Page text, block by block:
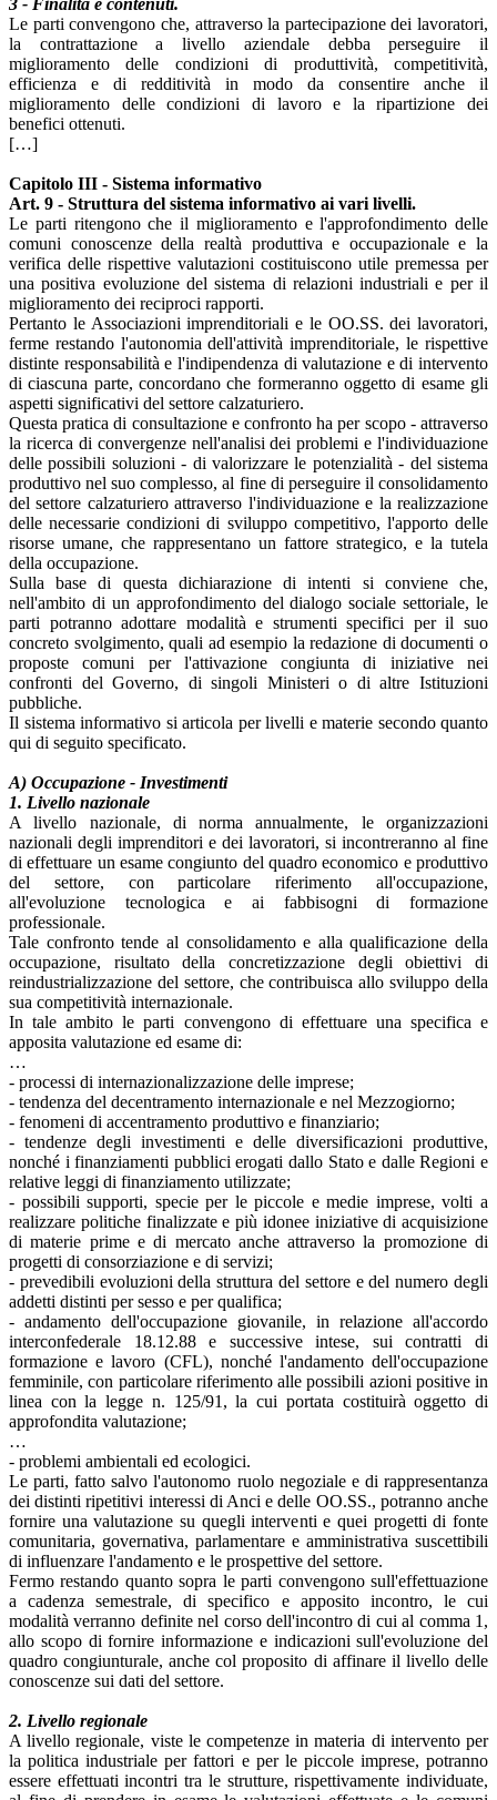
Le parti convengono che, attraverso la partecipazione dei lavoratori,
la contrattazione a livello aziendale debba perseguire il
miglioramento delle condizioni di produttività, competitività,
efficienza e di redditività in modo da consentire anche il
miglioramento delle condizioni di lavoro e la ripartizione dei
benefici ottenuti.
[…]
Capitolo III - Sistema informativo
Art. 9 - Struttura del sistema informativo ai vari livelli.
Le parti ritengono che il miglioramento e l'approfondimento delle
comuni conoscenze della realtà produttiva e occupazionale e la
verifica delle rispettive valutazioni costituiscono utile premessa per
una positiva evoluzione del sistema di relazioni industriali e per il
miglioramento dei reciproci rapporti.
Pertanto le Associazioni imprenditoriali e le OO.SS. dei lavoratori,
ferme restando l'autonomia dell'attività imprenditoriale, le rispettive
distinte responsabilità e l'indipendenza di valutazione e di intervento
di ciascuna parte, concordano che formeranno oggetto di esame gli
aspetti significativi del settore calzaturiero.
Questa pratica di consultazione e confronto ha per scopo - attraverso
la ricerca di convergenze nell'analisi dei problemi e l'individuazione
delle possibili soluzioni - di valorizzare le potenzialità - del sistema
produttivo nel suo complesso, al fine di perseguire il consolidamento
del settore calzaturiero attraverso l'individuazione e la realizzazione
delle necessarie condizioni di sviluppo competitivo, l'apporto delle
risorse umane, che rappresentano un fattore strategico, e la tutela
della occupazione.
Sulla base di questa dichiarazione di intenti si conviene che,
nell'ambito di un approfondimento del dialogo sociale settoriale, le
parti potranno adottare modalità e strumenti specifici per il suo
concreto svolgimento, quali ad esempio la redazione di documenti o
proposte comuni per l'attivazione congiunta di iniziative nei
confronti del Governo, di singoli Ministeri o di altre Istituzioni
pubbliche.
Il sistema informativo si articola per livelli e materie secondo quanto
qui di seguito specificato.
A) Occupazione - Investimenti
1. Livello nazionale
A livello nazionale, di norma annualmente, le organizzazioni
nazionali degli imprenditori e dei lavoratori, si incontreranno al fine
di effettuare un esame congiunto del quadro economico e produttivo
del settore, con particolare riferimento all'occupazione,
all'evoluzione tecnologica e ai fabbisogni di formazione
professionale.
Tale confronto tende al consolidamento e alla qualificazione della
occupazione, risultato della concretizzazione degli obiettivi di
reindustrializzazione del settore, che contribuisca allo sviluppo della
sua competitività internazionale.
In tale ambito le parti convengono di effettuare una specifica e
apposita valutazione ed esame di:
…
- processi di internazionalizzazione delle imprese;
- tendenza del decentramento internazionale e nel Mezzogiorno;
- fenomeni di accentramento produttivo e finanziario;
- tendenze degli investimenti e delle diversificazioni produttive,
nonché i finanziamenti pubblici erogati dallo Stato e dalle Regioni e
relative leggi di finanziamento utilizzate;
- possibili supporti, specie per le piccole e medie imprese, volti a
realizzare politiche finalizzate e più idonee iniziative di acquisizione
di materie prime e di mercato anche attraverso la promozione di
progetti di consorziazione e di servizi;
- prevedibili evoluzioni della struttura del settore e del numero degli
addetti distinti per sesso e per qualifica;
- andamento dell'occupazione giovanile, in relazione all'accordo
interconfederale 18.12.88 e successive intese, sui contratti di
formazione e lavoro (CFL), nonché l'andamento dell'occupazione
femminile, con particolare riferimento alle possibili azioni positive in
linea con la legge n. 125/91, la cui portata costituirà oggetto di
approfondita valutazione;
…
- problemi ambientali ed ecologici.
Le parti, fatto salvo l'autonomo ruolo negoziale e di rappresentanza
dei distinti ripetitivi interessi di Anci e delle OO.SS., potranno anche
fornire una valutazione su quegli interventi e quei progetti di fonte
comunitaria, governativa, parlamentare e amministrativa suscettibili
di influenzare l'andamento e le prospettive del settore.
Fermo restando quanto sopra le parti convengono sull'effettuazione
a cadenza semestrale, di specifico e apposito incontro, le cui
modalità verranno definite nel corso dell'incontro di cui al comma 1,
allo scopo di fornire informazione e indicazioni sull'evoluzione del
quadro congiunturale, anche col proposito di affinare il livello delle
conoscenze sui dati del settore.
2. Livello regionale
A livello regionale, viste le competenze in materia di intervento per
la politica industriale per fattori e per le piccole imprese, potranno
essere effettuati incontri tra le strutture, rispettivamente individuate,